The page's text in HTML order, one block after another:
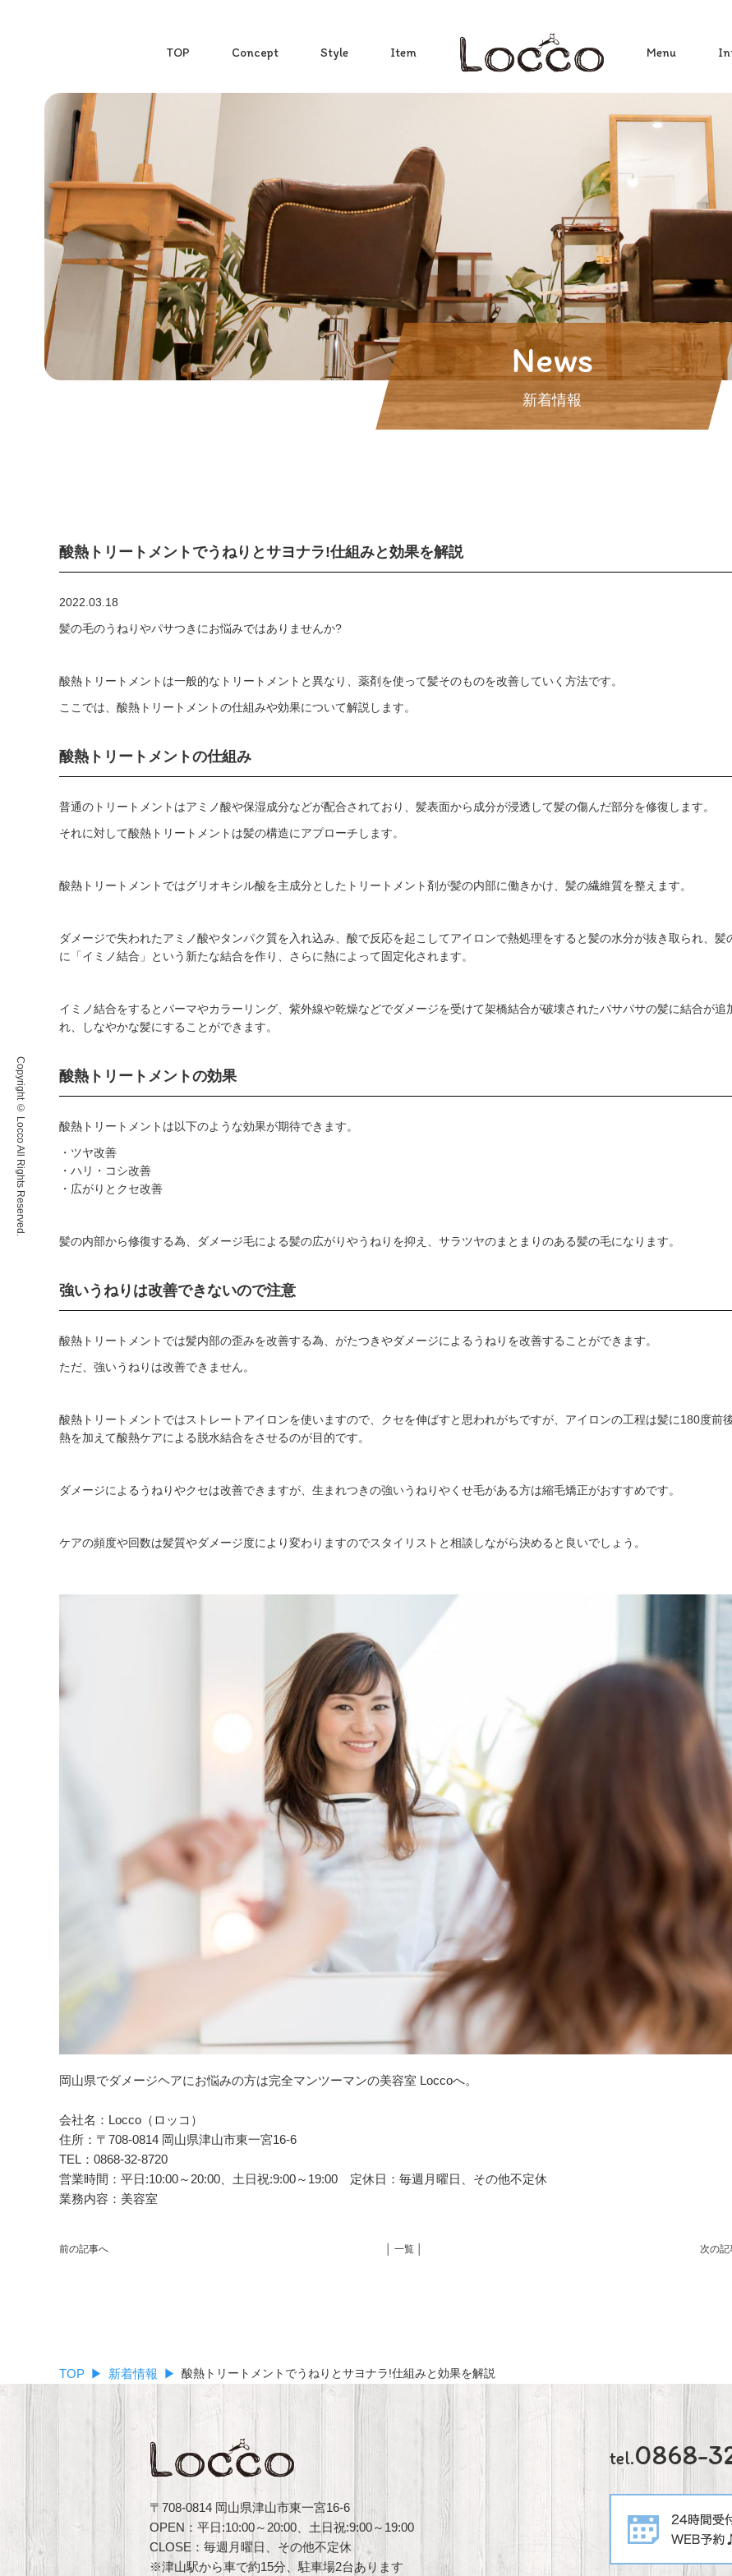
TOP Concept Style Item Menu
News
新着情報
酸熱トリートメントでうねりとサヨナラ!仕組みと効果を解説
2022.03.18
髪の毛のうねりやパサつきにお悩みではありませんか?
酸熱トリートメントは一般的なトリートメントと異なり、薬剤を使って髪そのものを改善していく方法です。
ここでは、酸熱トリートメントの仕組みや効果について解説します。
酸熱トリートメントの仕組み
普通のトリートメントはアミノ酸や保湿成分などが配合されており、髪表面から成分が浸透して髪の傷んだ部分を修復します。
それに対して酸熱トリートメントは髪の構造にアプローチします。
酸熱トリートメントではグリオキシル酸を主成分としたトリートメント剤が髪の内部に働きかけ、髪の繊維質を整えます。
ダメージで失われたアミノ酸やタンパク質を入れ込み、酸で反応を起こしてアイロンで熱処理をすると髪の水分が抜き取られ、髪
に「イミノ結合」という新たな結合を作り、さらに熱によって固定化されます。
イミノ結合をするとパーマやカラーリング、紫外線や乾燥などでダメージを受けて架橋結合が破壊されたパサパサの髪に結合が追
れ、しなやかな髪にすることができます。
酸熱トリートメントの効果
酸熱トリートメントは以下のような効果が期待できます。
・ツヤ改善
・ハリ・コシ改善
・広がりとクセ改善
髪の内部から修復する為、ダメージ毛による髪の広がりやうねりを抑え、サラツヤのまとまりのある髪の毛になります。
強いうねりは改善できないので注意
酸熱トリートメントでは髪内部の歪みを改善する為、がたつきやダメージによるうねりを改善することができます。
ただ、強いうねりは改善できません。
酸熱トリートメントではストレートアイロンを使いますので、クセを伸ばすと思われがちですが、アイロンの工程は髪に180度前
熱を加えて酸熱ケアによる脱水結合をさせるのが目的です。
ダメージによるうねりやクセは改善できますが、生まれつきの強いうねりやくせ毛がある方は縮毛矯正がおすすめです。
ケアの頻度や回数は髪質やダメージ度により変わりますのでスタイリストと相談しながら決めると良いでしょう。
岡山県でダメージヘアにお悩みの方は完全マンツーマンの美容室 Loccoへ。
会社名：Locco（ロッコ）
住所：〒708-0814 岡山県津山市東一宮16-6
TEL：0868-32-8720
営業時間：平日:10:00～20:00、土日祝:9:00～19:00 定休日：毎週月曜日、その他不定休
業務内容：美容室
前の記事へ 次の記
│ 一覧 │
TOP 新着情報 酸熱トリートメントでうねりとサヨナラ!仕組みと効果を解説
Copyright © Locco All Rights Reserved.
〒708-0814 岡山県津山市東一宮16-6
OPEN：平日:10:00～20:00、土日祝:9:00～19:00
CLOSE：毎週月曜日、その他不定休
※津山駅から車で約15分、駐車場2台あります
tel.0868-